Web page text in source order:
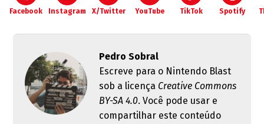
Facebook Instagram X/Twitter YouTube TikTok Spotify
Pedro Sobral
Escreve para o Nintendo Blast
sob a licença Creative Commons
BY-SA 4.0. Você pode usar e
compartilhar este conteúdo